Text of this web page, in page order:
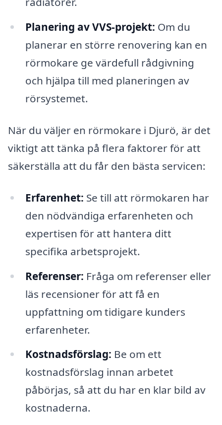
Planering av VVS-projekt: Om du
planerar en större renovering kan en
rörmokare ge värdefull rådgivning
och hjälpa till med planeringen av
rörsystemet.
När du väljer en rörmokare i Djurö, är det
viktigt att tänka på flera faktorer för att
säkerställa att du får den bästa servicen:
Erfarenhet: Se till att rörmokaren har
den nödvändiga erfarenheten och
expertisen för att hantera ditt
specifika arbetsprojekt.
Referenser: Fråga om referenser eller
läs recensioner för att få en
uppfattning om tidigare kunders
erfarenheter.
Kostnadsförslag: Be om ett
kostnadsförslag innan arbetet
påbörjas, så att du har en klar bild av
kostnaderna.